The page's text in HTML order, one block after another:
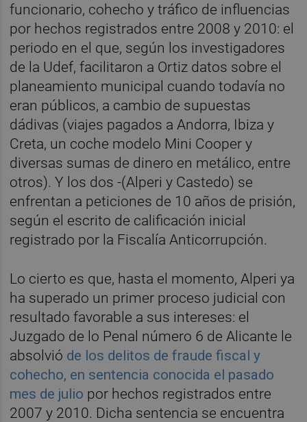
funcionario, cohecho y tráfico de influencias
por hechos registrados entre 2008 y 2010: el
periodo en el que, según los investigadores
de la Udef, facilitaron a Ortiz datos sobre el
planeamiento municipal cuando todavía no
eran públicos, a cambio de supuestas
dádivas (viajes pagados a Andorra, Ibiza y
Creta, un coche modelo Mini Cooper y
diversas sumas de dinero en metálico, entre
otros). Y los dos -(Alperi y Castedo) se
enfrentan a peticiones de 10 años de prisión,
según el escrito de calificación inicial
registrado por la Fiscalía Anticorrupción.
Lo cierto es que, hasta el momento, Alperi ya
ha superado un primer proceso judicial con
resultado favorable a sus intereses: el
Juzgado de lo Penal número 6 de Alicante le
absolvió de los delitos de fraude fiscal y
cohecho, en sentencia conocida el pasado
mes de julio por hechos registrados entre
2007 y 2010. Dicha sentencia se encuentra